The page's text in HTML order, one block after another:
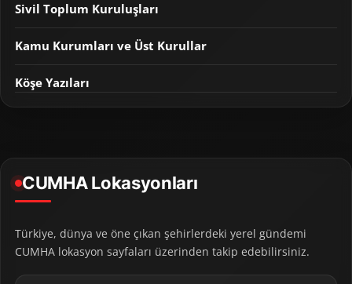
Sivil Toplum Kuruluşları
Kamu Kurumları ve Üst Kurullar
Köşe Yazıları
CUMHA Lokasyonları
Türkiye, dünya ve öne çıkan şehirlerdeki yerel gündemi
CUMHA lokasyon sayfaları üzerinden takip edebilirsiniz.